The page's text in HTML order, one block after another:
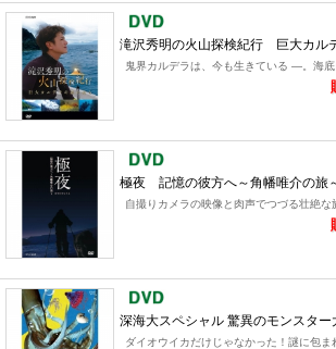
滝沢秀明の火山探検紀行 巨大カル
鬼界カルデラは、今も生きている ―。海底
極夜 記憶の彼方へ～角幡唯介の旅
自撮りカメラの映像と肉声でつづる壮絶な
深海大スペシャル 驚異のモンスター
ダイオウイカだけじゃなかった！謎に包ま